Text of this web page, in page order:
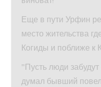
Еще в пути Урфин
место жительства
Когиды и поближе к
"Пусть люди
думал бывший